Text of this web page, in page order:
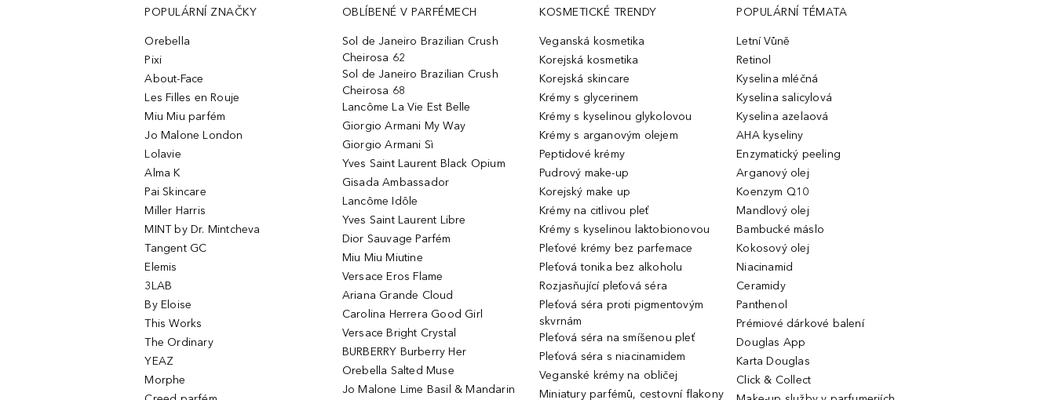
POPULÁRNÍ ZNAČKY
Orebella
Pixi
About-Face
Les Filles en Rouje
Miu Miu parfém
Jo Malone London
Lolavie
Alma K
Pai Skincare
Miller Harris
MINT by Dr. Mintcheva
Tangent GC
Elemis
3LAB
By Eloise
This Works
The Ordinary
YEAZ
Morphe
OBLÍBENÉ V PARFÉMECH
Sol de Janeiro Brazilian Crush
Cheirosa 62
Sol de Janeiro Brazilian Crush
Cheirosa 68
Lancôme La Vie Est Belle
Giorgio Armani My Way
Giorgio Armani Sì
Yves Saint Laurent Black Opium
Gisada Ambassador
Lancôme Idôle
Yves Saint Laurent Libre
Dior Sauvage Parfém
Miu Miu Miutine
Versace Eros Flame
Ariana Grande Cloud
Carolina Herrera Good Girl
Versace Bright Crystal
BURBERRY Burberry Her
Orebella Salted Muse
Jo Malone Lime Basil & Mandarin
KOSMETICKÉ TRENDY
Veganská kosmetika
Korejská kosmetika
Korejská skincare
Krémy s glycerinem
Krémy s kyselinou glykolovou
Krémy s arganovým olejem
Peptidové krémy
Pudrový make-up
Korejský make up
Krémy na citlivou pleť
Krémy s kyselinou laktobionovou
Pleťové krémy bez parfemace
Pleťová tonika bez alkoholu
Rozjasňující pleťová séra
Pleťová séra proti pigmentovým
skvrnám
Pleťová séra na smíšenou pleť
Pleťová séra s niacinamidem
Veganské krémy na obličej
Miniatury parfémů, cestovní flakony
POPULÁRNÍ TÉMATA
Letní Vůně
Retinol
Kyselina mléčná
Kyselina salicylová
Kyselina azelaová
AHA kyseliny
Enzymatický peeling
Arganový olej
Koenzym Q10
Mandlový olej
Bambucké máslo
Kokosový olej
Niacinamid
Ceramidy
Panthenol
Prémiové dárkové balení
Douglas App
Karta Douglas
Click & Collect